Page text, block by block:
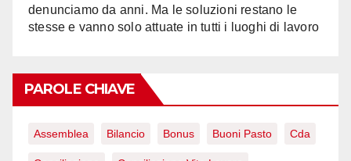
denunciamo da anni. Ma le soluzioni restano le
stesse e vanno solo attuate in tutti i luoghi di lavoro
PAROLE CHIAVE
Assemblea Bilancio Bonus Buoni Pasto Cda